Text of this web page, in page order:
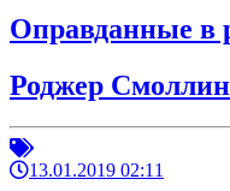
Оправданные в
Роджер
13.01.2019 02:11